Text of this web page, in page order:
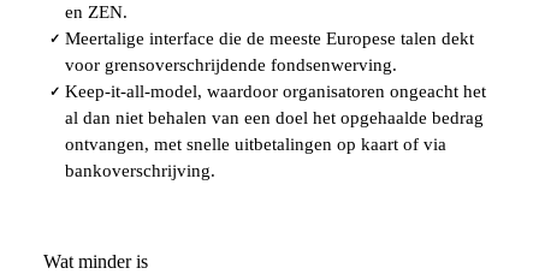
en ZEN.
✓ Meertalige interface die de meeste Europese talen dekt
voor grensoverschrijdende fondsenwerving.
✓ Keep-it-all-model, waardoor organisatoren ongeacht het
al dan niet behalen van een doel het opgehaalde bedrag
ontvangen, met snelle uitbetalingen op kaart of via
bankoverschrijving.
Wat minder is